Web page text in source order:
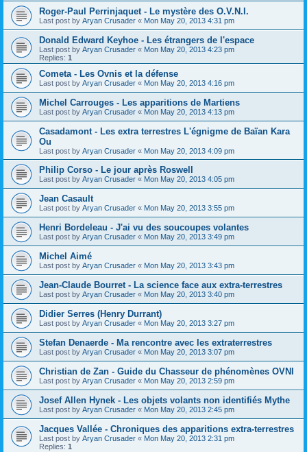
Roger-Paul Perrinjaquet - Le mystère des O.V.N.I.
Last post by Aryan Crusader « Mon May 20, 2013 4:31 pm
Donald Edward Keyhoe - Les étrangers de l'espace
Last post by Aryan Crusader « Mon May 20, 2013 4:23 pm
Replies: 1
Cometa - Les Ovnis et la défense
Last post by Aryan Crusader « Mon May 20, 2013 4:16 pm
Michel Carrouges - Les apparitions de Martiens
Last post by Aryan Crusader « Mon May 20, 2013 4:13 pm
Casadamont - Les extra terrestres L'égnigme de Baïan Kara
Ou
Last post by Aryan Crusader « Mon May 20, 2013 4:09 pm
Philip Corso - Le jour après Roswell
Last post by Aryan Crusader « Mon May 20, 2013 4:05 pm
Jean Casault
Last post by Aryan Crusader « Mon May 20, 2013 3:55 pm
Henri Bordeleau - J'ai vu des soucoupes volantes
Last post by Aryan Crusader « Mon May 20, 2013 3:49 pm
Michel Aimé
Last post by Aryan Crusader « Mon May 20, 2013 3:43 pm
Jean-Claude Bourret - La science face aux extra-terrestres
Last post by Aryan Crusader « Mon May 20, 2013 3:40 pm
Didier Serres (Henry Durrant)
Last post by Aryan Crusader « Mon May 20, 2013 3:27 pm
Stefan Denaerde - Ma rencontre avec les extraterrestres
Last post by Aryan Crusader « Mon May 20, 2013 3:07 pm
Christian de Zan - Guide du Chasseur de phénomènes OVNI
Last post by Aryan Crusader « Mon May 20, 2013 2:59 pm
Josef Allen Hynek - Les objets volants non identifiés Mythe
Last post by Aryan Crusader « Mon May 20, 2013 2:45 pm
Jacques Vallée - Chroniques des apparitions extra-terrestres
Last post by Aryan Crusader « Mon May 20, 2013 2:31 pm
Replies: 1